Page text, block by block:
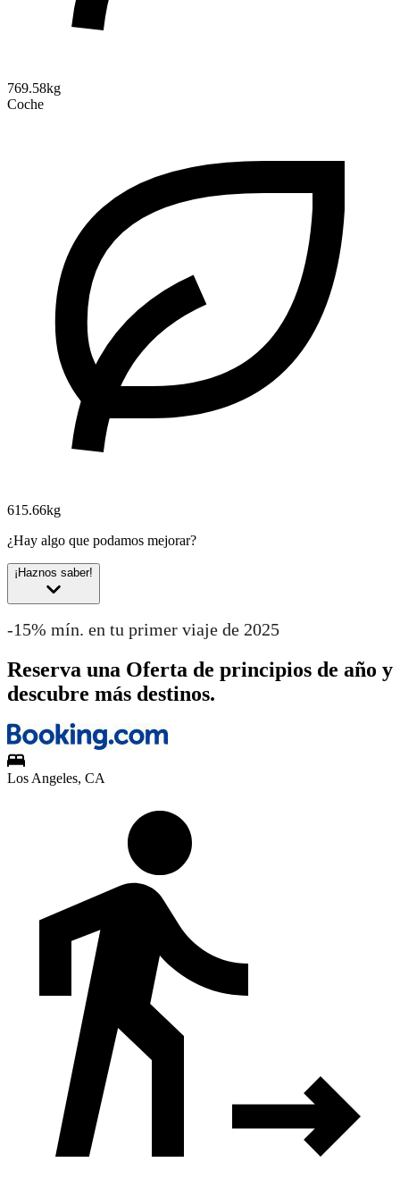
769.58kg
Coche
615.66kg
¿Hay algo que podamos mejorar?
¡Haznos saber!
-15% mín. en tu primer viaje de 2025
Reserva una Oferta de principios de año y
descubre más destinos.
Los Angeles, CA